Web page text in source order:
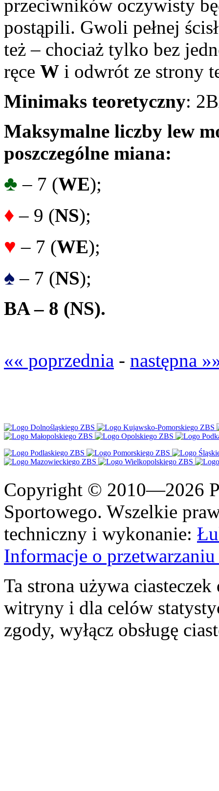
przeciwników oczywisty
postąpili. Gwoli pełnej
też – chociaż tylko bez
ręce W i odwrót ze strony
Minimaks teoretyczny:
Maksymalne liczby lew
poszczególne miana:
♣ – 7 (WE);
♦ – 9 (NS);
♥ – 7 (WE);
♠ – 7 (NS);
BA – 8 (NS).
«« poprzednia - następna
Copyright © 2010—2026
Sportowego. Wszelkie
techniczny i wykonanie:
Informacje o
Ta strona używa
witryny i dla celów
zgody, wyłącz obsługę